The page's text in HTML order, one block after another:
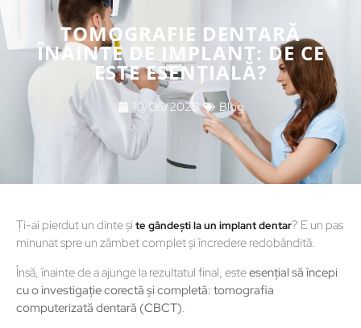
TOMOGRAFIE DENTARĂ
ÎNAINTE DE IMPLANT: DE CE
ESTE ESENȚIALĂ?
10/06/2025 Blog
Ți-ai pierdut un dinte și te gândești la un implant dentar? E un pas
minunat spre un zâmbet complet și încredere redobândită.
Însă, înainte de a ajunge la rezultatul final, esteesențial să începi
cu o investigație corectă și completă: tomografia
computerizată dentară (CBCT).